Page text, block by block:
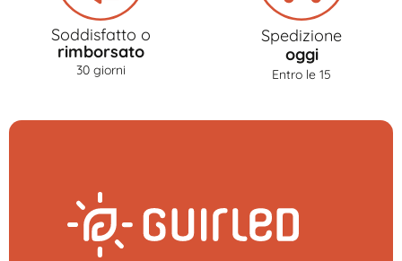
Soddisfatto o
rimborsato
30 giorni
Spedizione
oggi
Entro le 15